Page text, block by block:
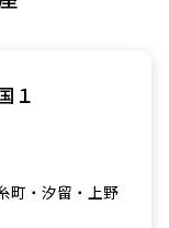
１
町・汐留・上野